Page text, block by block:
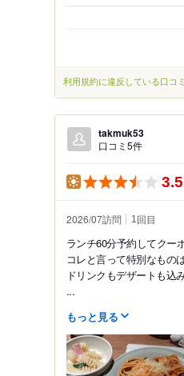
利用規約に違反している口コ
takmuk53
口コミ5件
3.5
2026/07訪問 1回目
ランチ60分予約してクー
コレと言って特別なもの
ドリンクもデザートも込
...
もっと見る